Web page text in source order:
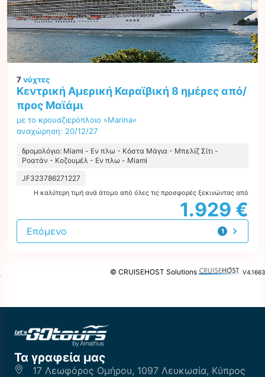
7νύχτες
Κεντρική Αμερική Καραϊβική 8 ημέρες από/
προς Μαϊάμι
με το κρουαζιερόπλοιο »Marina«
αναχώρηση: 20/12/27
δρομολόγιο: Miami - Εν πλω - Κόστα Μάγια - Μπελίζ Σίτι -
Ροατάν - Κοζουμέλ - Εν πλω - Miami
JF323786271227
Η καλύτερη τιμή ανά άτομο από όλες τις προσφορές ξεκινώντας από
1.929 €
1
προσφορά
Επόμενο
© CRUISEHOST Solutions V4.1663
Τα γραφεία μας
17 Λεωφόρος Ομήρου, 1097 Λευκωσία, Κύπρος